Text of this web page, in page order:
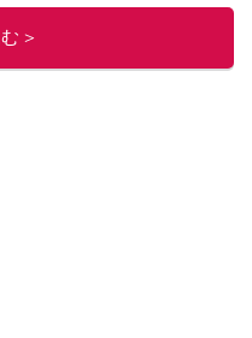
届けしているので、ぜひ
＞